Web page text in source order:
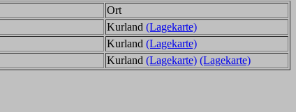
Ort
Kurland (Lagekarte)
Kurland (Lagekarte)
Kurland (Lagekarte) (Lagekarte)